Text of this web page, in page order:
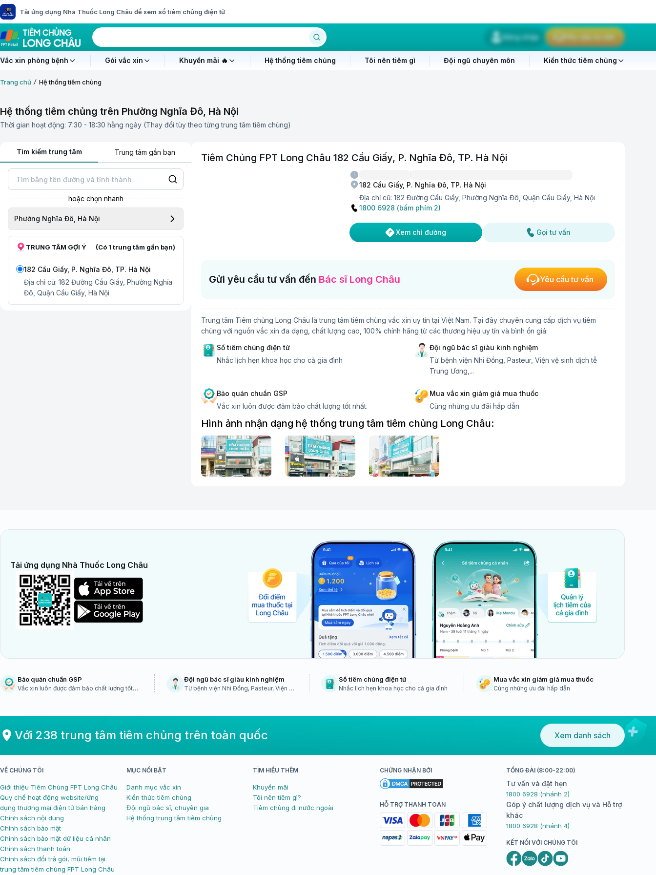
Tải ứng dụng Nhà Thuốc Long Châu để xem sổ tiêm chủng điện tử
Đăng nhập Yêu cầu tư vấn
Vắc xin phòng bệnh Gói vắc xin Khuyến mãi 🔥 Hệ thống tiêm chủng Tôi nên tiêm gì Đội ngũ chuyên môn Kiến thức tiêm chủng
Trang chủ Hệ thống tiêm chủng
Hệ thống tiêm chủng trên Phường Nghĩa Đô, Hà Nội
Thời gian hoạt động: 7:30 - 18:30 hằng ngày (Thay đổi tùy theo từng trung tâm tiêm chủng)
Tìm kiếm trung tâm Trung tâm gần bạn
hoặc chọn nhanh
Phường Nghĩa Đô, Hà Nội
TRUNG TÂM GỢI Ý (Có 1 trung tâm gần bạn)
182 Cầu Giấy, P. Nghĩa Đô, TP. Hà Nội
Địa chỉ cũ: 182 Đường Cầu Giấy, Phường Nghĩa
Đô, Quận Cầu Giấy, Hà Nội
Tiêm Chủng FPT Long Châu 182 Cầu Giấy, P. Nghĩa Đô, TP. Hà Nội
182 Cầu Giấy, P. Nghĩa Đô, TP. Hà Nội
Địa chỉ cũ: 182 Đường Cầu Giấy, Phường Nghĩa Đô, Quận Cầu Giấy, Hà Nội
1800 6928 (bấm phím 2)
Xem chỉ đường Gọi tư vấn
Gửi yêu cầu tư vấn đến Bác sĩ Long Châu Yêu cầu tư vấn
Trung tâm Tiêm chủng Long Châu là trung tâm tiêm chủng vắc xin uy tín tại Việt Nam. Tại đây chuyên cung cấp dịch vụ tiêm
chủng với nguồn vắc xin đa dạng, chất lượng cao, 100% chính hãng từ các thương hiệu uy tín và bình ổn giá:
Sổ tiêm chủng điện tử
Nhắc lịch hẹn khoa học cho cả gia đình
Đội ngũ bác sĩ giàu kinh nghiệm
Từ bệnh viện Nhi Đồng, Pasteur, Viện vệ sinh dịch tễ
Trung Ương,...
Bảo quản chuẩn GSP
Vắc xin luôn được đảm bảo chất lượng tốt nhất.
Mua vắc xin giảm giá mua thuốc
Cùng những ưu đãi hấp dẫn
Hình ảnh nhận dạng hệ thống trung tâm tiêm chủng Long Châu:
Tải ứng dụng Nhà Thuốc Long Châu
Bảo quản chuẩn GSP
Vắc xin luôn được đảm bảo chất lượng tốt
Đội ngũ bác sĩ giàu kinh nghiệm
Từ bệnh viện Nhi Đồng, Pasteur, Viện vệ
Sổ tiêm chủng điện tử
Nhắc lịch hẹn khoa học cho cả gia đình
Mua vắc xin giảm giá mua thuốc
Cùng những ưu đãi hấp dẫn
Với 238 trung tâm tiêm chủng trên toàn quốc Xem danh sách
VỀ CHÚNG TÔI
Giới thiệu Tiêm Chủng FPT Long Châu
Quy chế hoạt động website/ứng
dụng thương mại điện tử bán hàng
Chính sách nội dung
Chính sách bảo mật
Chính sách bảo mật dữ liệu cá nhân
Chính sách thanh toán
Chính sách đổi trả gói, mũi tiêm tại
trung tâm tiêm chủng FPT Long Châu
MỤC NỔI BẬT
Danh mục vắc xin
Kiến thức tiêm chủng
Đội ngũ bác sĩ, chuyên gia
Hệ thống trung tâm tiêm chủng
TÌM HIỂU THÊM
Khuyến mãi
Tôi nên tiêm gì?
Tiêm chủng đi nước ngoài
CHỨNG NHẬN BỞI
HỖ TRỢ THANH TOÁN
TỔNG ĐÀI (8:00-22:00)
Tư vấn và đặt hẹn
1800 6928 (nhánh 2)
Góp ý chất lượng dịch vụ và Hỗ trợ
khác
1800 6928 (nhánh 4)
KẾT NỐI VỚI CHÚNG TÔI